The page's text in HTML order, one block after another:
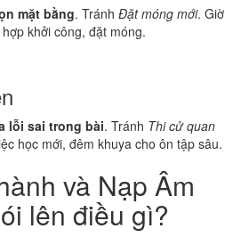
mặt bằng. Tránh Đặt móng mới. Giờ
khởi công, đặt móng.
lỗi sai trong bài. Tránh Thi cử quan
học mới, đêm khuya cho ôn tập sâu.
và Nạp Âm
lên điều gì?